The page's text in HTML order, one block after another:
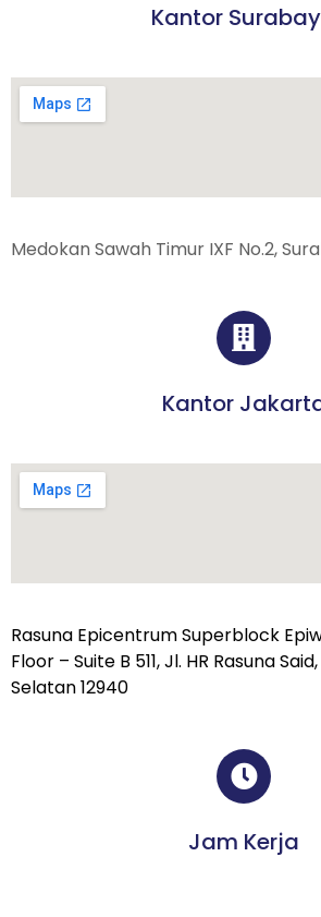
Kantor
Medokan Sawah Timur IXF No.2,
Kantor
Rasuna Epicentrum Superblock
Floor – Suite B 511, Jl. HR Rasuna
Selatan 12940
Jam Kerja